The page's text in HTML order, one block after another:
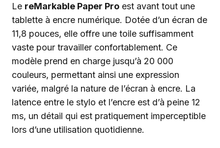
Le reMarkable Paper Pro est avant tout une
tablette à encre numérique. Dotée d’un écran de
11,8 pouces, elle offre une toile suffisamment
vaste pour travailler confortablement. Ce
modèle prend en charge jusqu’à 20 000
couleurs, permettant ainsi une expression
variée, malgré la nature de l’écran à encre. La
latence entre le stylo et l’encre est d’à peine 12
ms, un détail qui est pratiquement imperceptible
lors d’une utilisation quotidienne.